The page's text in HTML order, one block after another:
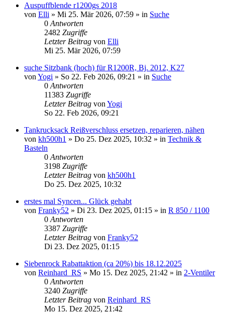
Auspuffblende r1200gs 2018
von Elli » Mi 25. Mär 2026, 07:59 » in Suche
0 Antworten
2482 Zugriffe
Letzter Beitrag von Elli
Mi 25. Mär 2026, 07:59
suche Sitzbank (hoch) für R1200R, Bj. 2012, K27
von Yogi » So 22. Feb 2026, 09:21 » in Suche
0 Antworten
11383 Zugriffe
Letzter Beitrag von Yogi
So 22. Feb 2026, 09:21
Tankrucksack Reißverschluss ersetzen, reparieren, nähen
von kh500h1 » Do 25. Dez 2025, 10:32 » in Technik &
Basteln
0 Antworten
3198 Zugriffe
Letzter Beitrag von kh500h1
Do 25. Dez 2025, 10:32
erstes mal Syncen... Glück gehabt
von Franky52 » Di 23. Dez 2025, 01:15 » in R 850 / 1100
0 Antworten
3387 Zugriffe
Letzter Beitrag von Franky52
Di 23. Dez 2025, 01:15
Siebenrock Rabattaktion (ca 20%) bis 18.12.2025
von Reinhard_RS » Mo 15. Dez 2025, 21:42 » in 2-Ventiler
0 Antworten
3240 Zugriffe
Letzter Beitrag von Reinhard_RS
Mo 15. Dez 2025, 21:42